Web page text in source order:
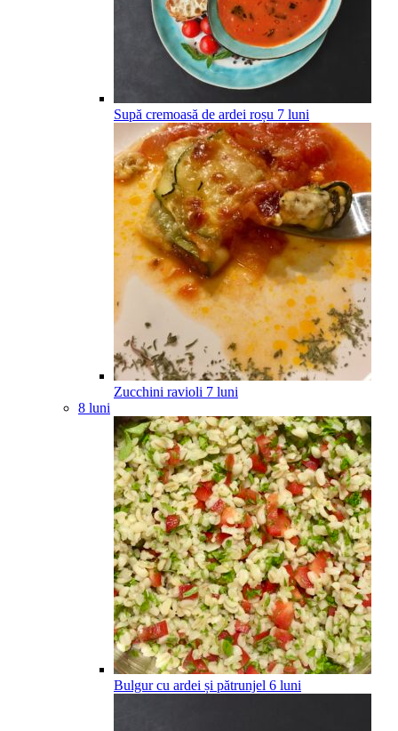
Supă cremoasă de ardei roșu 7 luni
Zucchini ravioli 7 luni
8 luni
Bulgur cu ardei și pătrunjel 6 luni